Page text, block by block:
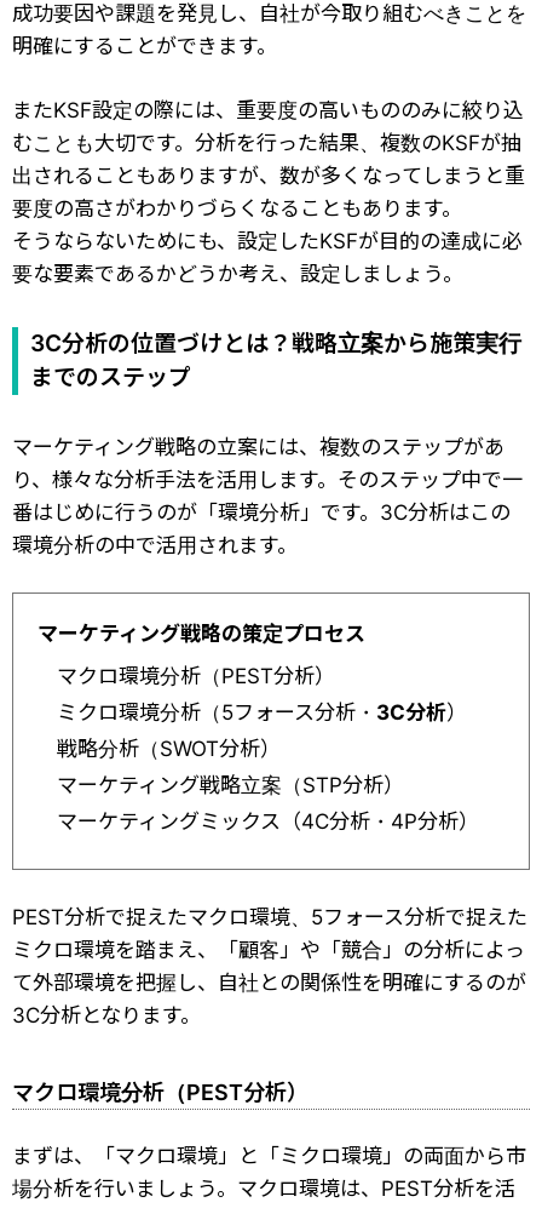
成功要因や課題を発見し、自社が今取り組むべきことを
明確にすることができます。
またKSF設定の際には、重要度の高いもののみに絞り込
むことも大切です。分析を行った結果、複数のKSFが抽
出されることもありますが、数が多くなってしまうと重
要度の高さがわかりづらくなることもあります。
そうならないためにも、設定したKSFが目的の達成に必
要な要素であるかどうか考え、設定しましょう。
3C分析の位置づけとは？戦略立案から施策実行
までのステップ
マーケティング戦略の立案には、複数のステップがあ
り、様々な分析手法を活用します。そのステップ中で一
番はじめに行うのが「環境分析」です。3C分析はこの
環境分析の中で活用されます。
マーケティング戦略の策定プロセス
マクロ環境分析（PEST分析）
ミクロ環境分析（5フォース分析・ 3C分析）
戦略分析（SWOT分析）
マーケティング戦略立案（STP分析）
マーケティングミックス（4C分析・4P分析）
PEST分析で捉えたマクロ環境、5フォース分析で捉えた
ミクロ環境を踏まえ、「顧客」や「競合」の分析によっ
て外部環境を把握し、自社との関係性を明確にするのが
3C分析となります。
マクロ環境分析（PEST分析）
まずは、「マクロ環境」と「ミクロ環境」の両面から市
場分析を行いましょう。マクロ環境は、PEST分析を活